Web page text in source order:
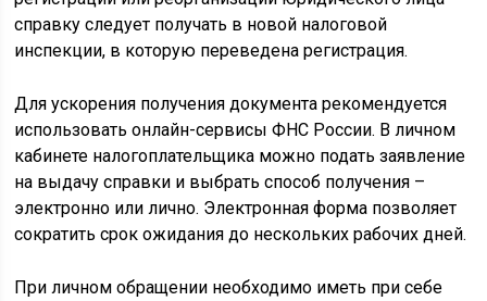
справку следует получать в новой налоговой
инспекции, в которую переведена регистрация.
Для ускорения получения документа рекомендуется
использовать онлайн-сервисы ФНС России. В личном
кабинете налогоплательщика можно подать заявление
на выдачу справки и выбрать способ получения –
электронно или лично. Электронная форма позволяет
сократить срок ожидания до нескольких рабочих дней.
При личном обращении необходимо иметь при себе